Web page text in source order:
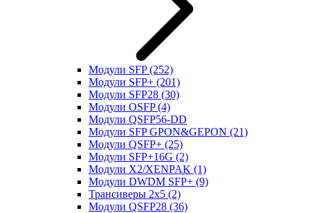
Модули SFP(252)
Модули SFP+ (201)
Модули SFP28 (30)
Модули OSFP(4)
Модули QSFP56-DD
Модули SFP GPON&GEPON (21)
Модули QSFP+ (25)
Модули SFP+16G (2)
Модули X2/XENPAK (1)
Модули DWDM SFP+ (9)
Трансиверы 2x5 (2)
Модули QSFP28 (36)